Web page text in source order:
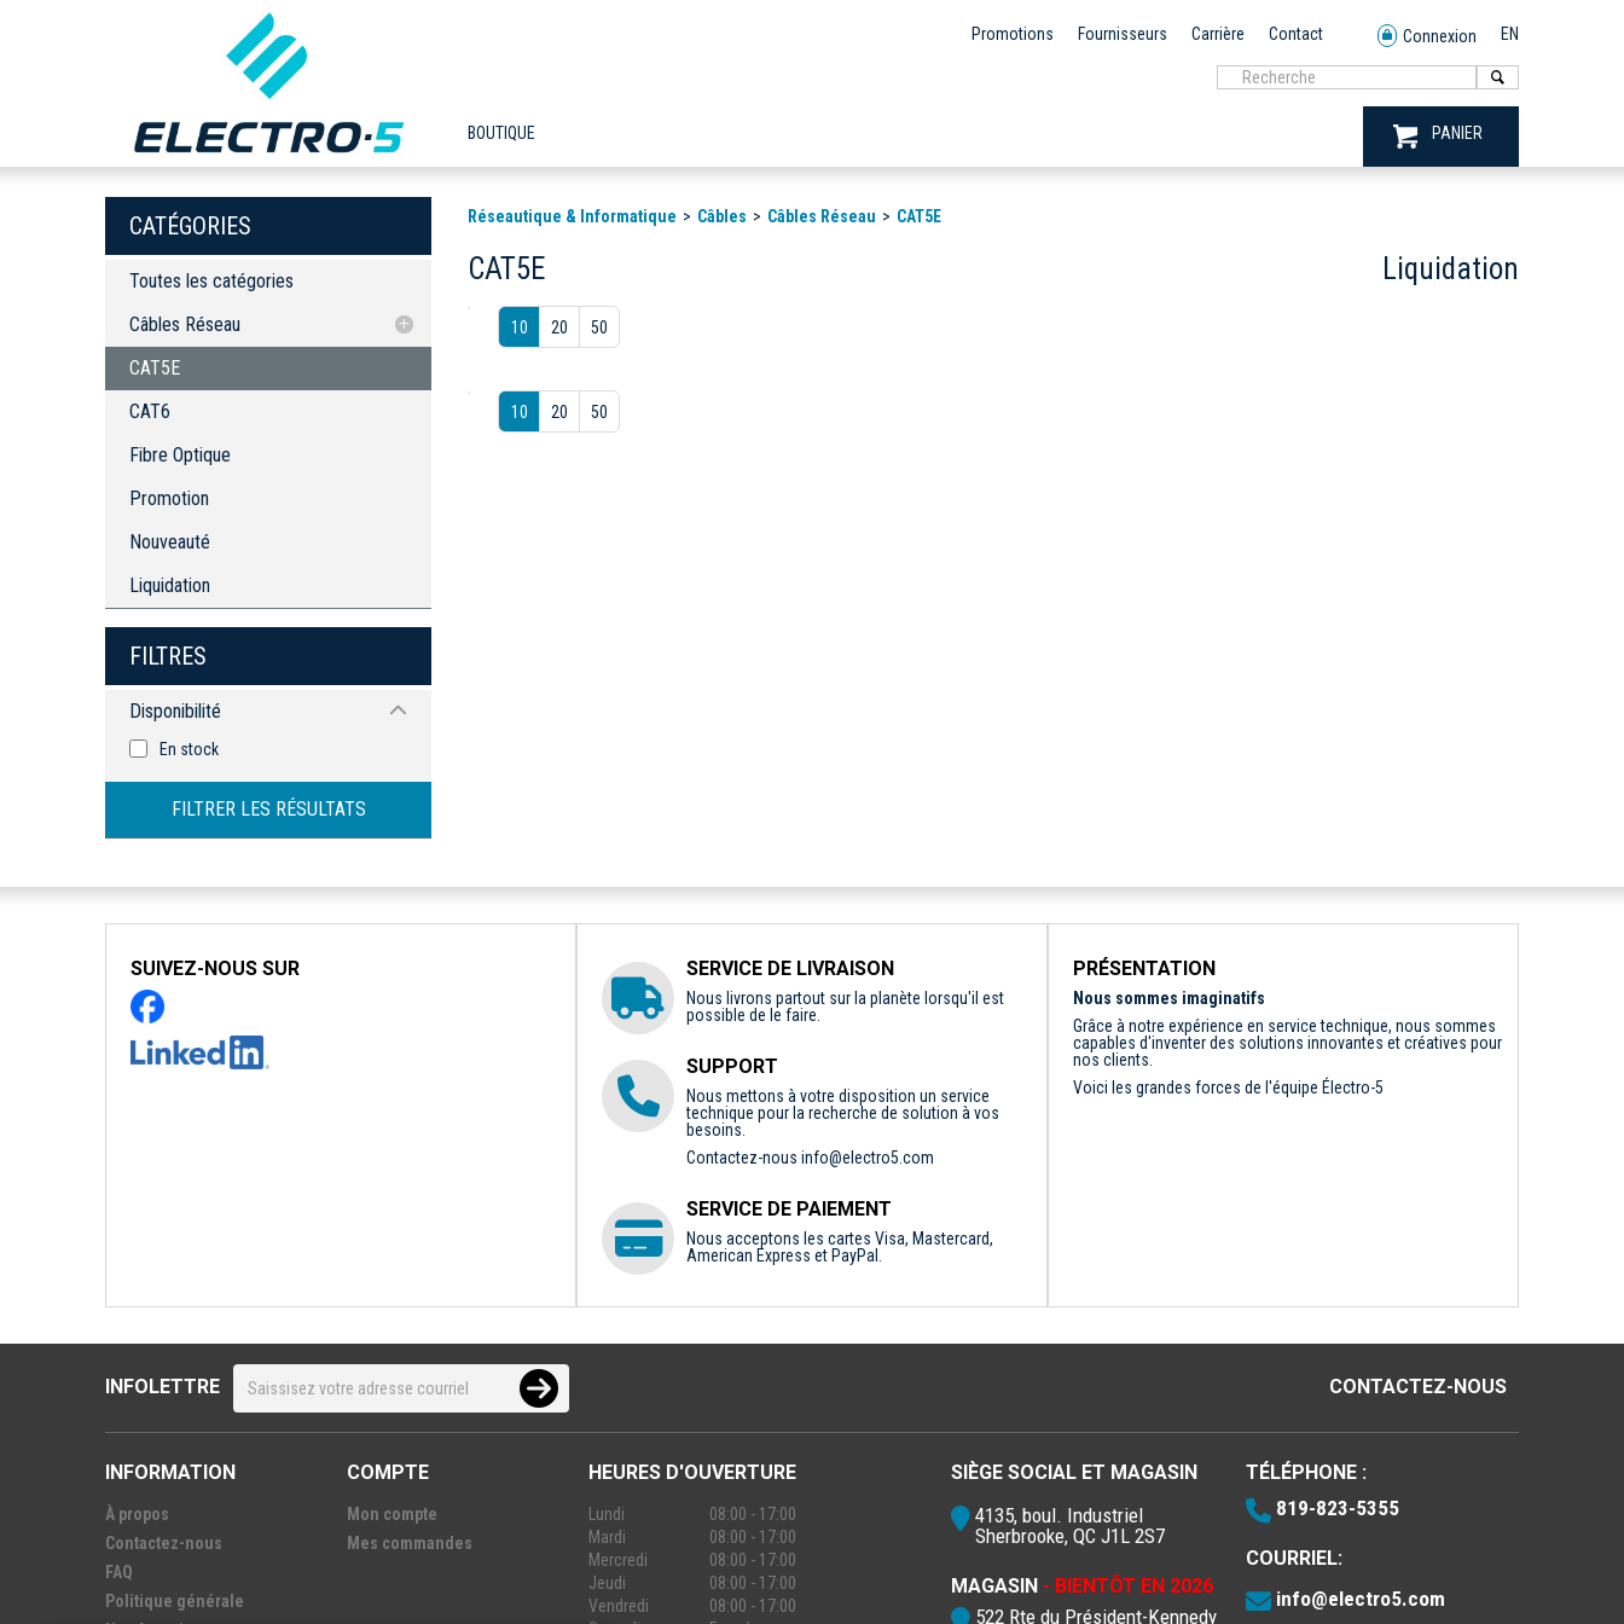
Promotions Fournisseurs Carrière Contact Connexion EN
BOUTIQUE PANIER
CATÉGORIES
Toutes les catégories
Câbles Réseau
CAT5E
CAT6
CAT5E
CAT6
Fibre Optique
Promotion
Nouveauté
Liquidation
FILTRES
Disponibilité
En stock
FILTRER LES RÉSULTATS
Réseautique & Informatique Câbles Câbles Réseau CAT5E
CAT5E Liquidation
10 20 50
10 20 50
SUIVEZ-NOUS SUR SERVICE DE LIVRAISON
Nous livrons partout sur la planète lorsqu'il est
possible de le faire.
SUPPORT
Nous mettons à votre disposition un service
technique pour la recherche de solution à vos
besoins.
Contactez-nous info@electro5.com
SERVICE DE PAIEMENT
Nous acceptons les cartes Visa, Mastercard,
American Express et PayPal.
PRÉSENTATION
Nous sommes imaginatifs
Grâce à notre expérience en service technique, nous sommes
capables d'inventer des solutions innovantes et créatives pour
nos clients.
Voici les grandes forces de l'équipe Électro-5
INFOLETTRE CONTACTEZ-NOUS
INFORMATION
À propos
Contactez-nous
FAQ
Politique générale
COMPTE
Mon compte
Mes commandes
HEURES D'OUVERTURE
Lundi
08:00 - 17:00
Mardi
08:00 - 17:00
Mercredi
08:00 - 17:00
Jeudi
08:00 - 17:00
Vendredi
08:00 - 17:00
SIÈGE SOCIAL ET MAGASIN
4135, boul. Industriel
Sherbrooke, QC J1L 2S7
MAGASIN - BIENTÔT EN 2026
522 Rte du Président-Kennedy
TÉLÉPHONE :
819-823-5355
COURRIEL:
info@electro5.com